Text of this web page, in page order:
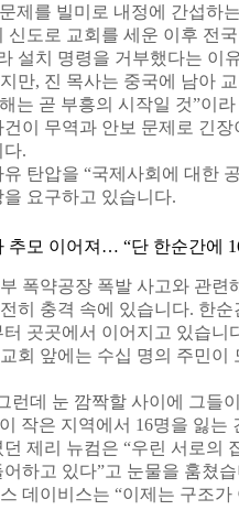
제를 빌미로 내정에 간섭하
신도로 교회를 세운 이후 전
설치 명령을 거부했다는 이
만, 진 목사는 중국에 남아
는 곧 부흥의 시작일 것”이
이 무역과 안보 문제로 긴
다.
탄압을 “국제사회에 대한
요구하고 있습니다.
추모 이어져… “단 한순간에
폭약공장 폭발 사고와 관련
히 충격 속에 있습니다. 한
곳곳에서 이어지고 있습니
회 앞에는 수십 명의 주민
런데 눈 깜짝할 사이에 그들
작은 지역에서 16명을 잃는
제리 뉴컴은 “우린 서로의
하고 있다”고 눈물을 훔쳤
데이비스는 “이제는 구조